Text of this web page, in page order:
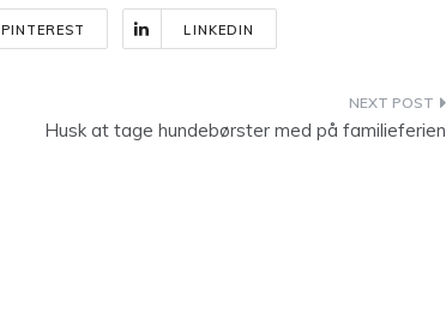
PINTEREST LINKEDIN
Husk at tage hundebørster med på familieferien